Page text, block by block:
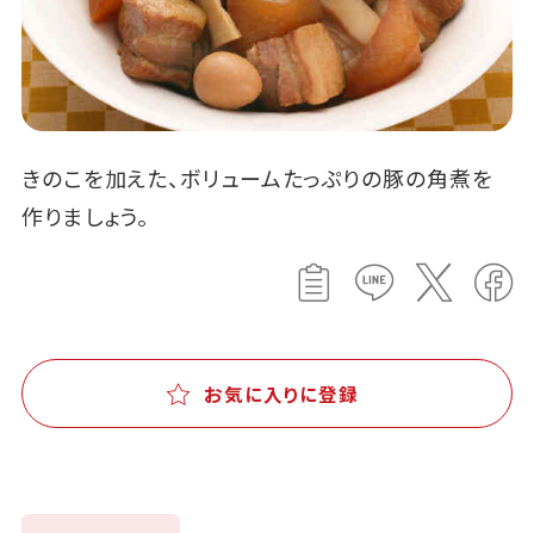
きのこを加えた、ボリュームたっぷりの豚の角煮を
作りましょう。
お気に入りに登録